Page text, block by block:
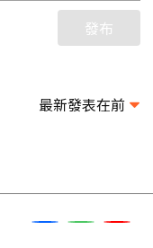
發布
最新發表在前